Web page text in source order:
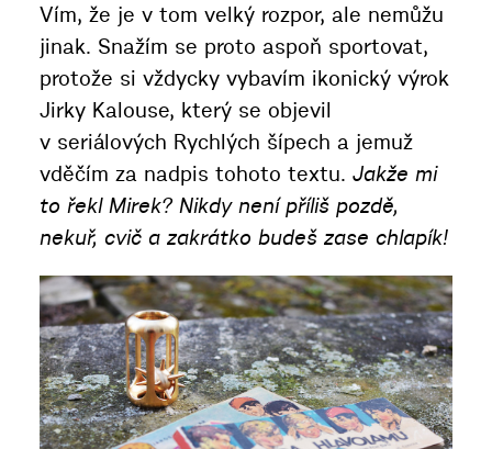
Vím, že je v tom velký rozpor, ale nemůžu
jinak. Snažím se proto aspoň sportovat,
protože si vždycky vybavím ikonický výrok
Jirky Kalouse, který se objevil
v seriálových Rychlých šípech a jemuž
vděčím za nadpis tohoto textu. Jakže mi
to řekl Mirek? Nikdy není příliš pozdě,
nekuř, cvič a zakrátko budeš zase chlapík!